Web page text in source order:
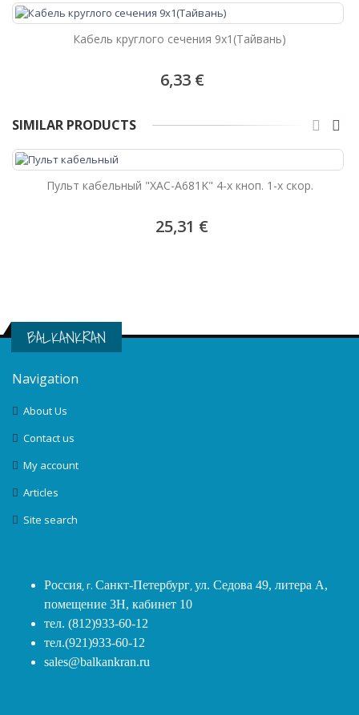
Кабель круглого сечения 9х1(Тайвань)
6,33 €
SIMILAR PRODUCTS
Пульт кабельный "XAC-A681K" 4-х кноп. 1-х скор.
25,31 €
BALKANKRAN
Navigation
About Us
Contact us
My account
Articles
Site search
Россия, г. Санкт-Петербург,ул. Седова 49, литера А,
помещение 3Н, кабинет 10
тел. (812)933-60-12
тел.(921)933-60-12
sales@balkankran.ru